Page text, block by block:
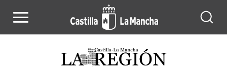
Actualidad de la región de Castilla-